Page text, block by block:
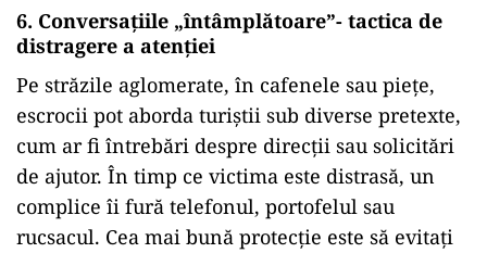
6. Conversațiile „întâmplătoare”- tactica de
distragere a atenției
Pe străzile aglomerate, în cafenele sau piețe,
escrocii pot aborda turiștii sub diverse pretexte,
cum ar fi întrebări despre direcții sau solicitări
de ajutor. În timp ce victima este distrasă, un
complice îi fură telefonul, portofelul sau
rucsacul. Cea mai bună protecție este să evitați